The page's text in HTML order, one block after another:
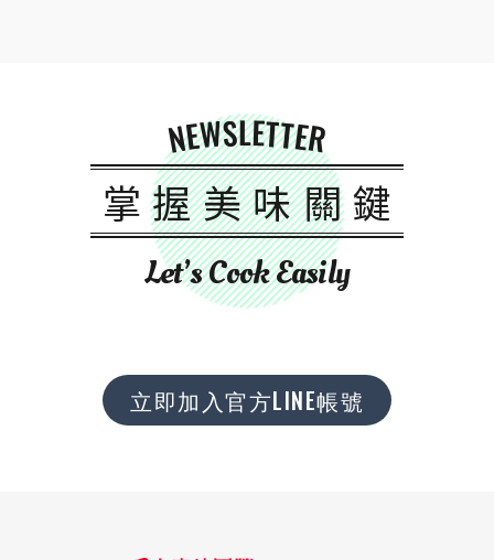
NEWSLETTER
掌握美味關鍵
Let’s Cook Easily
立即加入官方LINE帳號